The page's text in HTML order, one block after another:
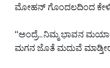
ಮೋಹನ್ ಗೊಂದಲದಿಂದ
“ಅಂದ್ರೆ... ನಿಮ್ಮ ಭಾವನ
ಮಗನ ಜೊತೆ ಮದುವೆ